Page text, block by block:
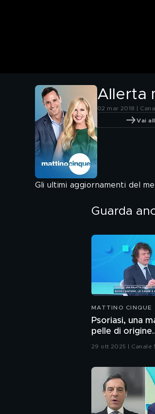
Allerta
02 mar 2018 |
Vai
Gli ultimi aggiornamenti del
Guarda
MATTINO CINQUE
Psoriasi, una
pelle di origine
autoimmune
29 ott 2025 | Canale